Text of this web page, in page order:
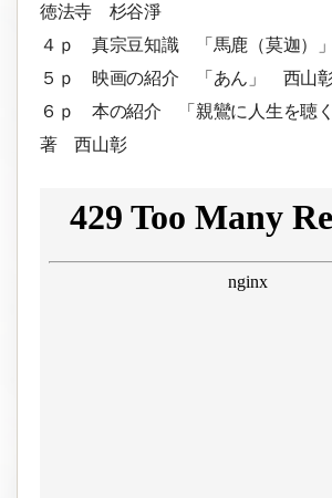
徳法寺 杉谷淨
４ｐ 真宗豆知識 「馬鹿（莫迦）
５ｐ 映画の紹介 「あん」 西山
６ｐ 本の紹介 「親鸞に人生を聴
著 西山彰